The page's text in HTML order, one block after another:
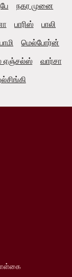
நகர முனை
பாரிஸ்
பாலி
மெல்போர்ன்
ஏஞ்சல்ஸ்
வார்சா